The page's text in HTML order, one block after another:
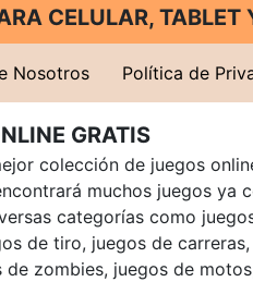
CELULAR, TABLET
Nosotros Política de
GRATIS
colección de juegos
muchos juegos ya
categorías como
de tiro, juegos de
zombies, juegos de